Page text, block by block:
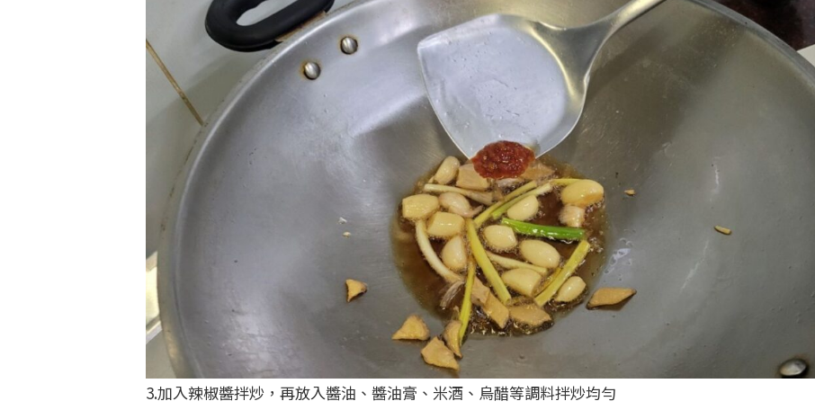
3.加入辣椒醬拌炒，再放入醬油、醬油膏、米酒、烏醋等調料拌炒均勻